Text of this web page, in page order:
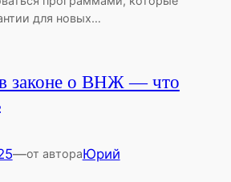
для новых…
законе о ВНЖ — что
—от автораЮрий